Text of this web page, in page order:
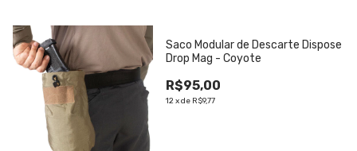
Saco Modular de Descarte Dispose
Drop Mag - Coyote
R$95,00
12xde R$9,77